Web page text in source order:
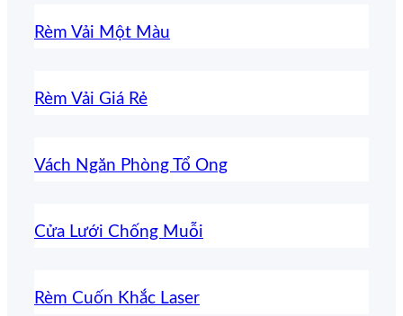
Rèm Vải Một Màu
Rèm Vải Giá Rẻ
Vách Ngăn Phòng Tổ Ong
Cửa Lưới Chống Muỗi
Rèm Cuốn Khắc Laser